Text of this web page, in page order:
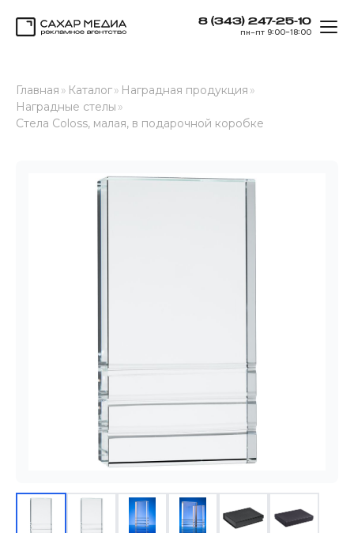
8 (343) 247-25-10
пн–пт 9:00–18:00
Главная » Каталог» Наградная продукция »
Наградные стелы »
Стела Coloss, малая, в подарочной коробке